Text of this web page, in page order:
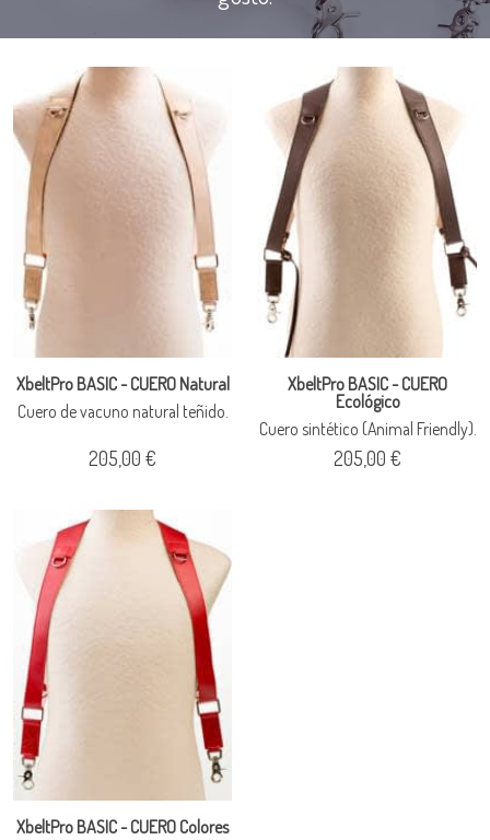
XbeltPro BASIC - CUERO Natural
Cuero de vacuno natural teñido.
205,00 €
XbeltPro BASIC - CUERO
Ecológico
Cuero sintético (Animal Friendly).
205,00 €
XbeltPro BASIC - CUERO Colores